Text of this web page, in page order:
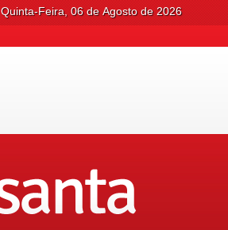
Quinta-Feira, 06 de Agosto de 2026